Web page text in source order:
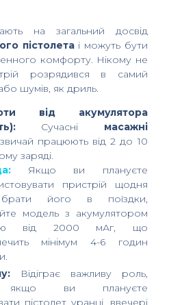
на загальний досвід
пістолетаі можуть бути
комфорту. Нікому не
розрядився в самий
шумів, як дриль.
від акумулятора
Сучасні масажні
працюють від 2 до 10
заряді.
Якщо ви плануєте
пристрій щодня
його в поїздки,
модель з акумулятором
від 2000 мАг, що
мінімум 4-6 годин
Відіграє важливу роль,
якщо ви плануєте
пістолет уранці, ввечері